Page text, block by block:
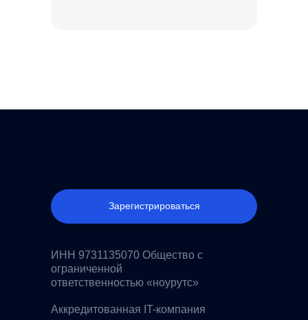
Зарегистрироваться
Аккредитованная IT-компания
ИНН 9731135070 Общество с
ограниченной
ответственностью «ноурутс»